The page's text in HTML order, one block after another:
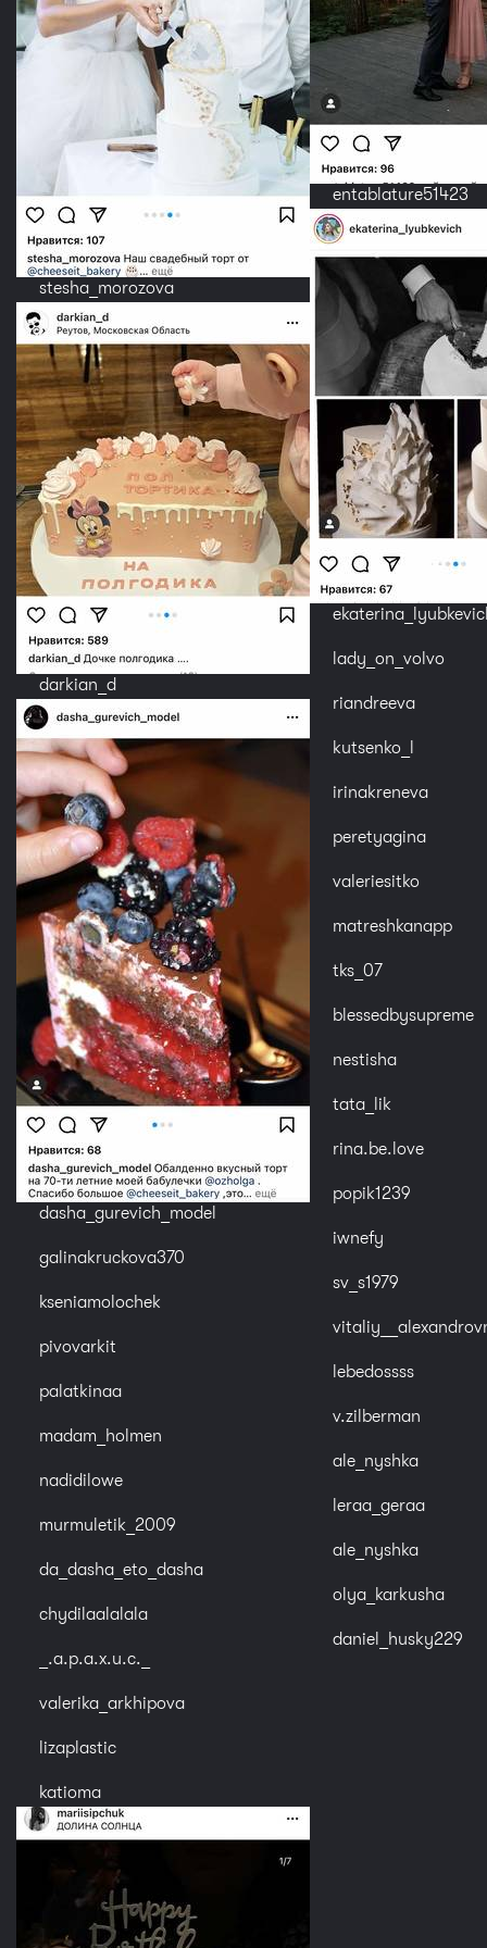
stesha_morozova
darkian_d
dasha_gurevich_model
galinakruckova370
kseniamolochek
pivovarkit
palatkinaa
madam_holmen
nadidilowe
murmuletik_2009
da_dasha_eto_dasha
chydilaalalala
_.a.p.a.x.u.c._
valerika_arkhipova
lizaplastic
katioma
entablature51423
lady_on_volvo
riandreeva
kutsenko_l
irinakreneva
peretyagina
valeriesitko
matreshkanapp
tks_07
blessedbysupreme
nestisha
tata_lik
rina.be.love
popik1239
iwnefy
sv_s1979
lebedossss
v.zilberman
ale_nyshka
leraa_geraa
ale_nyshka
olya_karkusha
daniel_husky229